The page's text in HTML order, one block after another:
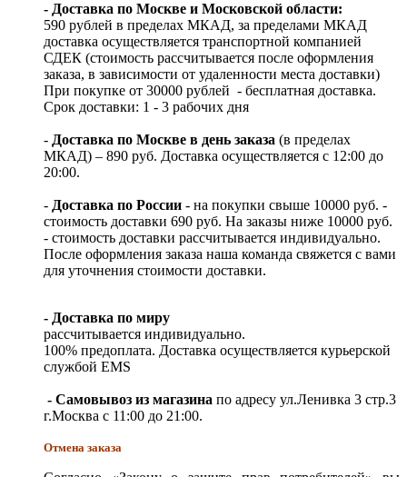
- Доставка по Москве и Московской области:
590 рублей в пределах МКАД, за пределами МКАД
доставка осуществляется транспортной компанией
СДЕК (стоимость рассчитывается после оформления
заказа, в зависимости от удаленности места доставки)
При покупке от 30000 рублей - бесплатная доставка.
Срок доставки: 1 - 3 рабочих дня
- Доставка по Москве в день заказа (в пределах
МКАД) – 890 руб. Доставка осуществляется с 12:00 до
20:00.
- Доставка по России - на покупки свыше 10000 руб. -
стоимость доставки 690 руб. На заказы ниже 10000 руб.
- стоимость доставки рассчитывается индивидуально.
После оформления заказа наша команда свяжется с вами
для уточнения стоимости доставки.
- Доставка по миру
рассчитывается индивидуально.
100% предоплата. Доставка осуществляется курьерской
службой EMS
- Самовывоз из магазина по адресу ул.Ленивка 3 стр.3
г.Москва с 11:00 до 21:00.
Отмена заказа